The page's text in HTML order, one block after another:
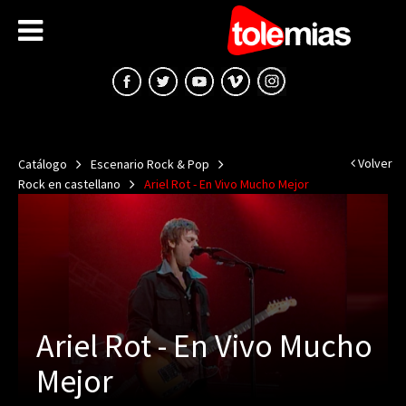
Catálogo
Escenario Rock & Pop
Rock en castellano
Ariel Rot - En Vivo Mucho Mejor
Volver
Ariel Rot - En Vivo Mucho
Mejor